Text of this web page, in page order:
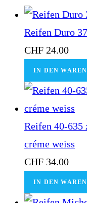
Reifen Duro
CHF 24.00
IN DEN
Reifen 40-635
créme weiss
CHF 34.00
IN DEN